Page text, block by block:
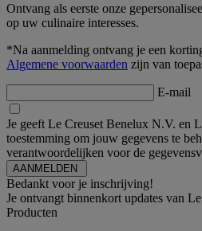
Ontvang als eerste onze
op uw culinaire interesses.
*Na aanmelding ontvang je een
Algemene voorwaarden zijn van
E-mail
Je geeft Le Creuset Benelux N.V. en
toestemming om jouw gegevens te
verantwoordelijken voor de
Bedankt voor je inschrijving!
Je ontvangt binnenkort updates van
Producten